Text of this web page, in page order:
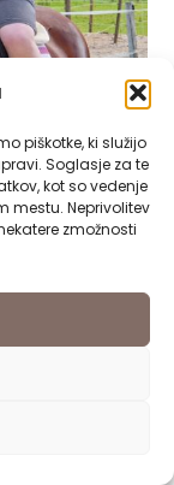
piškotke, ki služijo
Soglasje za te
kot so vedenje
mestu. Neprivolitev
zmožnosti